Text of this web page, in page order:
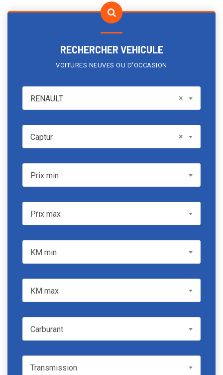
RECHERCHER VEHICULE
VOITURES NEUVES OU D'OCCASION
RENAULT ×
RENAULT
Model ×
Captur
Prix minPrix min
Prix maxPrix max
KM min
KM max
CarburantCarburant
TransmissionTransmission